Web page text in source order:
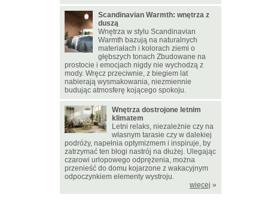
Scandinavian Warmth: wnętrza z
duszą
Wnętrza w stylu Scandinavian
Warmth bazują na naturalnych
materiałach i kolorach ziemi o
głębszych tonach Zbudowane na
prostocie i emocjach nigdy nie wychodzą z
mody. Wręcz przeciwnie, z biegiem lat
nabierają wysmakowania, niezmiennie
budując atmosferę kojącego spokoju.
Wnętrza dostrojone letnim
klimatem
Letni relaks, niezależnie czy na
własnym tarasie czy w dalekiej
podróży, napełnia optymizmem i inspiruje, by
zatrzymać ten błogi nastrój na dłużej. Ulegając
czarowi urlopowego odprężenia, można
przenieść do domu kojarzone z wakacyjnym
odpoczynkiem elementy wystroju.
więcej »